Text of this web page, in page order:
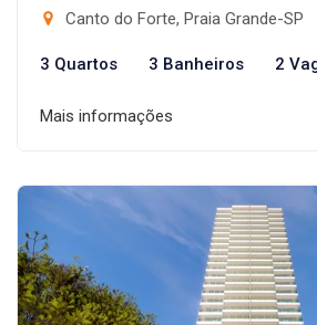
Canto do Forte, Praia Grande-SP
3 Quartos 3 Banheiros 2
Mais informações